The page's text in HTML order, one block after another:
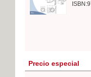
Precio especial